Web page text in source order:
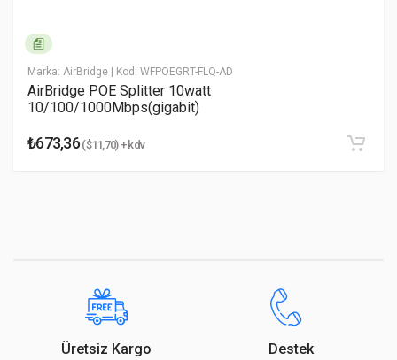
Marka: AirBridge | Kod: WFPOEGRT-FLQ-AD
AirBridge POE Splitter 10watt
10/100/1000Mbps(gigabit)
₺673,36($11,70) + kdv
Üretsiz Kargo Destek